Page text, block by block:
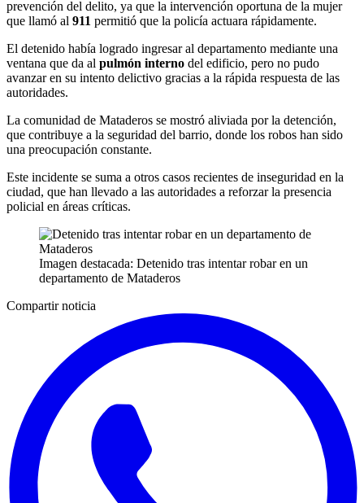
prevención del delito, ya que la intervención oportuna de la mujer
que llamó al 911 permitió que la policía actuara rápidamente.
El detenido había logrado ingresar al departamento mediante una
ventana que da al pulmón interno del edificio, pero no pudo
avanzar en su intento delictivo gracias a la rápida respuesta de las
autoridades.
La comunidad de Mataderos se mostró aliviada por la detención,
que contribuye a la seguridad del barrio, donde los robos han sido
una preocupación constante.
Este incidente se suma a otros casos recientes de inseguridad en la
ciudad, que han llevado a las autoridades a reforzar la presencia
policial en áreas críticas.
Imagen destacada: Detenido tras intentar robar en un
departamento de Mataderos
Compartir noticia